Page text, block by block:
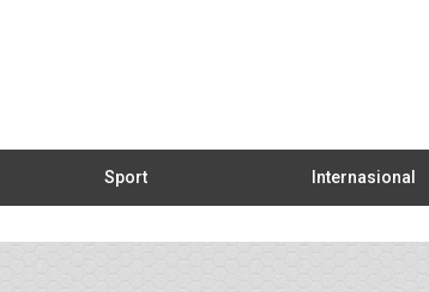
Sport Internasional